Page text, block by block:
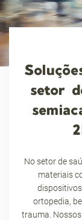
setor
No setor de
materiais
ortopedia,
trauma.